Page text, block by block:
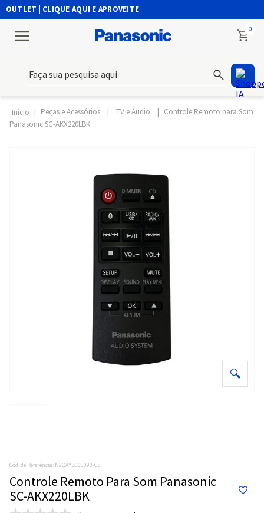
| CLIQUE AQUI E APROVEITE
0
Peças e Acessórios TV e Áudio
Controle Remoto para Som
Panasonic SC-AKX220LBK
Cód. de Referência: N2QAYB001093-CS
Controle Remoto Para Som Panasonic
SC-AKX220LBK